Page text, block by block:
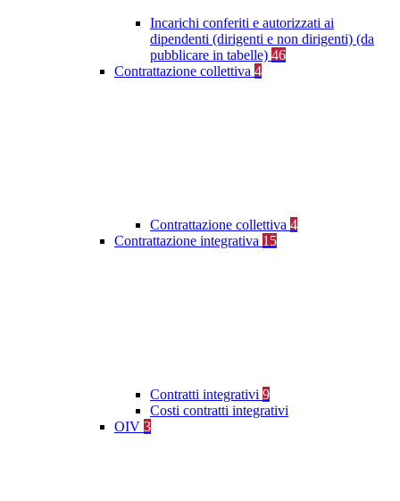
Incarichi conferiti e autorizzati ai
dipendenti (dirigenti e non dirigenti) (da
pubblicare in tabelle) 46
Contrattazione collettiva 4
Contrattazione collettiva 4
Contrattazione integrativa 15
Contratti integrativi 9
Costi contratti integrativi
OIV 3